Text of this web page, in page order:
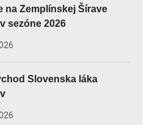
na Zemplínskej Šírave
sezóne 2026
Slovenska láka